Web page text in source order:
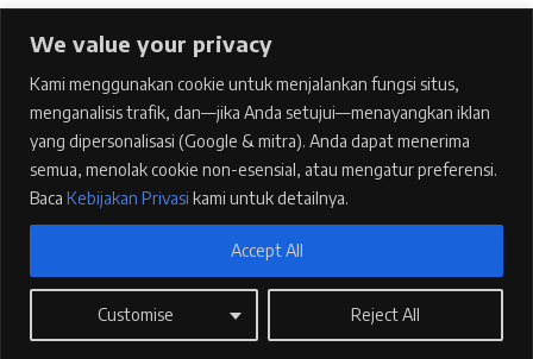
We value your privacy
Kami menggunakan cookie untuk menjalankan fungsi situs,
menganalisis trafik, dan—jika Anda setujui—menayangkan iklan
yang dipersonalisasi (Google & mitra). Anda dapat menerima
semua, menolak cookie non-esensial, atau mengatur preferensi.
Baca Kebijakan Privasi kami untuk detailnya.
Customise Reject All
Accept All
Laboratorium Penguji Eka Akurasi Envitama © 2026
Home
pages
Features
Blog